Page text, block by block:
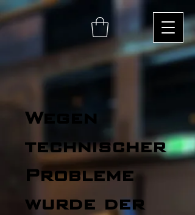
Wegen
technischer
Probleme
wurde der